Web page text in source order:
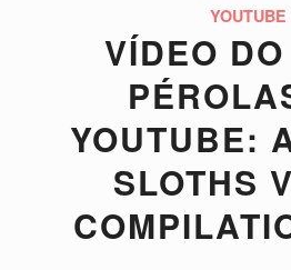
YOUTUBE
VÍDEO
YOUTUBE:
SLOTHS